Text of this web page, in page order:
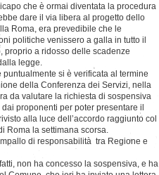
che è ormai diventata la procedura
dare il via libera al progetto dello
Roma, era prevedibile che le
politiche venissero a galla in tutto il
proprio a ridosso delle scadenze
legge.
puntualmente si è verificata al termine
della Conferenza dei Servizi, nella
da valutare la richiesta di sospensiva
proponenti per poter presentare il
alla luce dell’accordo raggiunto col
Roma la settimana scorsa.
di responsabilità tra Regione e
non ha concesso la sospensiva, e ha